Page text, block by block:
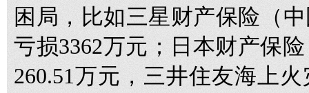
困局，比如三星财产保险（
亏损3362万元；日本财产保
260.51万元，三井住友海上